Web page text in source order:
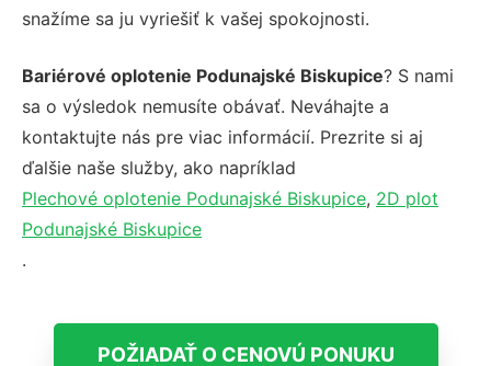
snažíme sa ju vyriešiť k vašej spokojnosti.
Bariérové oplotenie Podunajské Biskupice? S nami
sa o výsledok nemusíte obávať. Neváhajte a
kontaktujte nás pre viac informácií. Prezrite si aj
ďalšie naše služby, ako napríklad
Plechové oplotenie Podunajské Biskupice, 2D plot
Podunajské Biskupice
.
POŽIADAŤ O CENOVÚ PONUKU